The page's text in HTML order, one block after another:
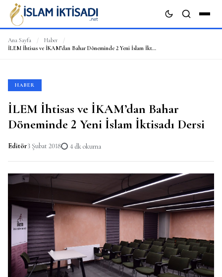
ARA
Ana Sayfa / Haber
/
İLEM İhtisas ve İKAM’dan Bahar Döneminde 2 Yeni İslam İktisadı Dersi
HABER
İLEM İhtisas ve İKAM’dan Bahar
Döneminde 2 Yeni İslam İktisadı Dersi
Editör3 Şubat 2018 4 dk okuma